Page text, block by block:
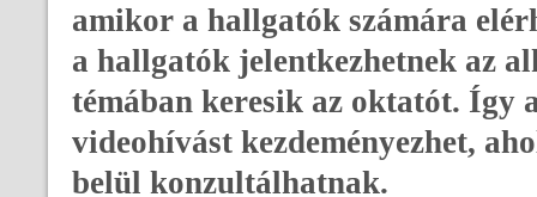
amikor a hallgatók számára
a hallgatók jelentkezhetnek az
témában keresik az oktatót. Így
videohívást kezdeményezhet,
belül konzultálhatnak.